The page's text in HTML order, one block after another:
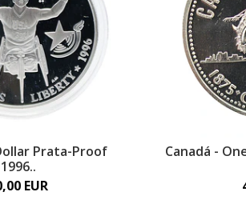
Prata-Proof
1996..
EUR
Canadá -